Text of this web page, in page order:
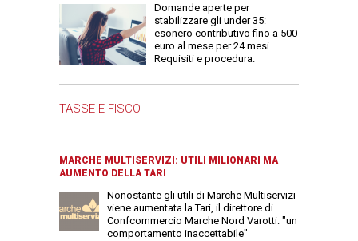
Domande aperte per
stabilizzare gli under 35:
esonero contributivo fino a 500
euro al mese per 24 mesi.
Requisiti e procedura.
TASSE E FISCO
MARCHE MULTISERVIZI: UTILI MILIONARI MA
AUMENTO DELLA TARI
Nonostante gli utili di Marche Multiservizi
viene aumentata la Tari, il direttore di
Confcommercio Marche Nord Varotti: "un
comportamento inaccettabile"